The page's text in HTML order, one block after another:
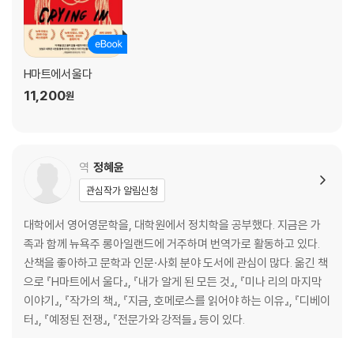
H마트에서 울다
11,200원
역 정혜윤
관심작가 알림신청
대학에서 영어영문학을, 대학원에서 정치학을 공부했다. 지금은 가
족과 함께 뉴욕주 롱아일랜드에 거주하며 번역가로 활동하고 있다.
산책을 좋아하고 문학과 인문·사회 분야 도서에 관심이 많다. 옮긴 책
으로 『H마트에서 울다』, 『내가 알게 된 모든 것』, 『미나 리의 마지막
이야기』, 『작가의 책』, 『지금, 호메로스를 읽어야 하는 이유』, 『디베이
터』, 『예정된 전쟁』, 『전문가와 강적들』 등이 있다.